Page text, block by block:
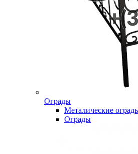
Ограды
Металические
Ограды